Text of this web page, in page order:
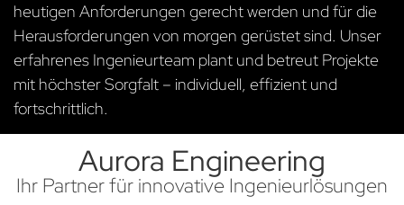
heutigen Anforderungen gerecht werden und für die
Herausforderungen von morgen gerüstet sind. Unser
erfahrenes Ingenieurteam plant und betreut Projekte
mit höchster Sorgfalt – individuell, effizient und
fortschrittlich.
Aurora Engineering
Ihr Partner für innovative Ingenieurlösungen